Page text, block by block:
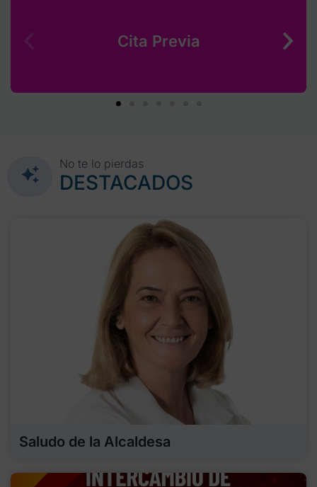
Cita Previa
No te lo pierdas
DESTACADOS
Saludo de la Alcaldesa